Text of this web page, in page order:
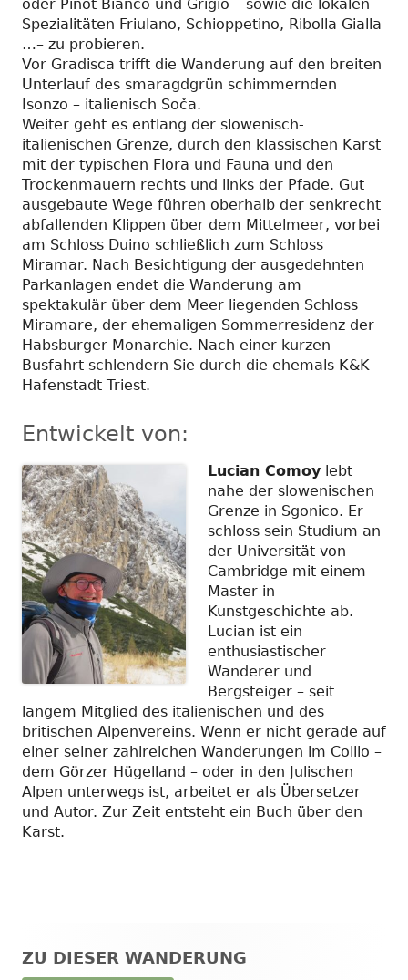
oder Pinot Bianco und Grigio – sowie die lokalen
Spezialitäten Friulano, Schioppetino, Ribolla Gialla
…– zu probieren.
Vor Gradisca trifft die Wanderung auf den breiten
Unterlauf des smaragdgrün schimmernden
Isonzo – italienisch Soča.
Weiter geht es entlang der slowenisch-
italienischen Grenze, durch den klassischen Karst
mit der typischen Flora und Fauna und den
Trockenmauern rechts und links der Pfade. Gut
ausgebaute Wege führen oberhalb der senkrecht
abfallenden Klippen über dem Mittelmeer, vorbei
am Schloss Duino schließlich zum Schloss
Miramar. Nach Besichtigung der ausgedehnten
Parkanlagen endet die Wanderung am
spektakulär über dem Meer liegenden Schloss
Miramare, der ehemaligen Sommerresidenz der
Habsburger Monarchie. Nach einer kurzen
Busfahrt schlendern Sie durch die ehemals K&K
Hafenstadt Triest.
Entwickelt von:
Lucian Comoy lebt
nahe der slowenischen
Grenze in Sgonico. Er
schloss sein Studium an
der Universität von
Cambridge mit einem
Master in
Kunstgeschichte ab.
Lucian ist ein
enthusiastischer
Wanderer und
Bergsteiger – seit
langem Mitglied des italienischen und des
britischen Alpenvereins. Wenn er nicht gerade auf
einer seiner zahlreichen Wanderungen im Collio –
dem Görzer Hügelland – oder in den Julischen
Alpen unterwegs ist, arbeitet er als Übersetzer
und Autor. Zur Zeit entsteht ein Buch über den
Karst.
Haupt-
ZU DIESER WANDERUNG